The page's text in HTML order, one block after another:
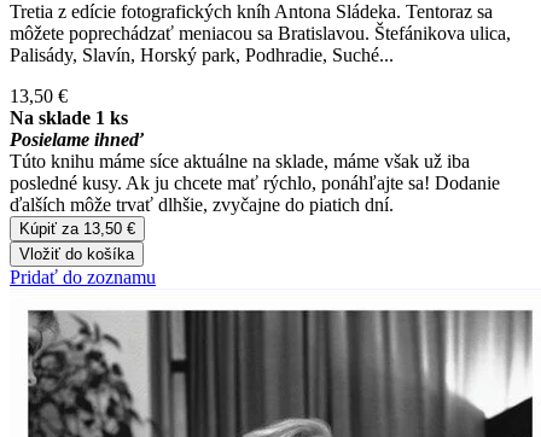
Tretia z edície fotografických kníh Antona Sládeka. Tentoraz sa
môžete poprechádzať meniacou sa Bratislavou. Štefánikova ulica,
Palisády, Slavín, Horský park, Podhradie, Suché...
13,50 €
Na sklade 1 ks
Posielame ihneď
Túto knihu máme síce aktuálne na sklade, máme však už iba
posledné kusy. Ak ju chcete mať rýchlo, ponáhľajte sa! Dodanie
ďalších môže trvať dlhšie, zvyčajne do piatich dní.
Kúpiť za 13,50 €
Vložiť do košíka
Pridať do zoznamu